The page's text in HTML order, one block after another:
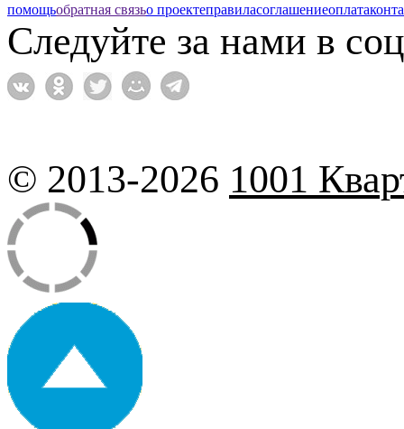
помощьобратная связьо проектеправиласоглашениеоплата
Следуйте за нами в
© 2013-2026 1001